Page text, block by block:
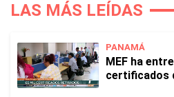
LAS MÁS LEÍDAS
PANAMÁ
MEF ha
certificados